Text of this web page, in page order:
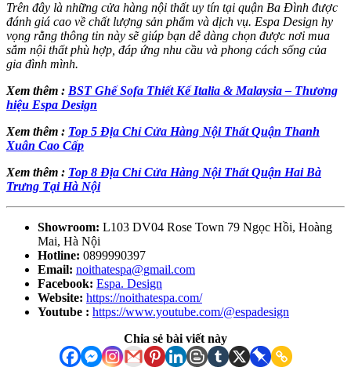
Trên đây là những cửa hàng nội thất uy tín tại quận Ba Đình được
đánh giá cao về chất lượng sản phẩm và dịch vụ. Espa Design hy
vọng rằng thông tin này sẽ giúp bạn dễ dàng chọn được nơi mua
sắm nội thất phù hợp, đáp ứng nhu cầu và phong cách sống của
gia đình mình.
Xem thêm : BST Ghế Sofa Thiết Kế Italia & Malaysia – Thương
hiệu Espa Design
Xem thêm : Top 5 Địa Chỉ Cửa Hàng Nội Thất Quận Thanh
Xuân Cao Cấp
Xem thêm : Top 8 Địa Chỉ Cửa Hàng Nội Thất Quận Hai Bà
Trưng Tại Hà Nội
Showroom: L103 DV04 Rose Town 79 Ngọc Hồi, Hoàng
Mai, Hà Nội
Hotline: 0899990397
Email: noithatespa@gmail.com
Facebook: Espa. Design
Website: https://noithatespa.com/
Youtube : https://www.youtube.com/@espadesign
Chia sẻ bài viết này